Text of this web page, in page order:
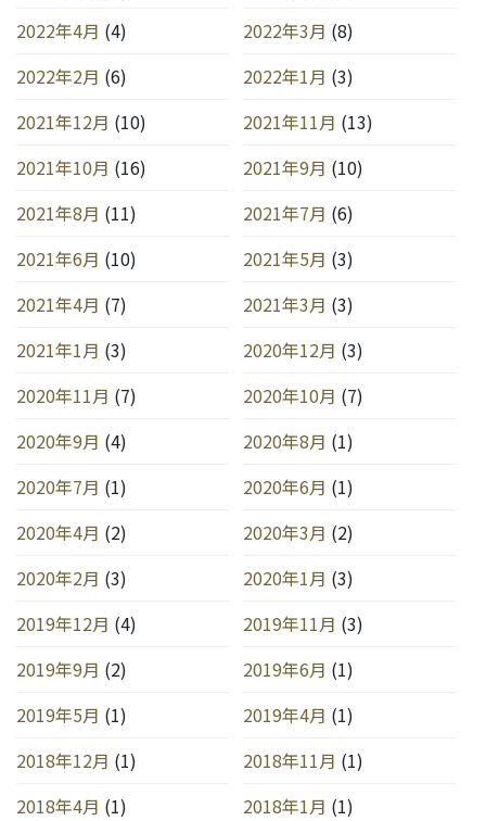
2022年4月 (4) 2022年3月 (8)
2022年2月 (6) 2022年1月 (3)
2021年12月 (10) 2021年11月 (13)
2021年10月 (16) 2021年9月 (10)
2021年8月 (11) 2021年7月 (6)
2021年6月 (10) 2021年5月 (3)
2021年4月 (7) 2021年3月 (3)
2021年1月 (3) 2020年12月 (3)
2020年11月 (7) 2020年10月 (7)
2020年9月 (4) 2020年8月 (1)
2020年7月 (1) 2020年6月 (1)
2020年4月 (2) 2020年3月 (2)
2020年2月 (3) 2020年1月 (3)
2019年12月 (4) 2019年11月 (3)
2019年9月 (2) 2019年6月 (1)
2019年5月 (1) 2019年4月 (1)
2018年12月 (1) 2018年11月 (1)
2018年4月 (1) 2018年1月 (1)